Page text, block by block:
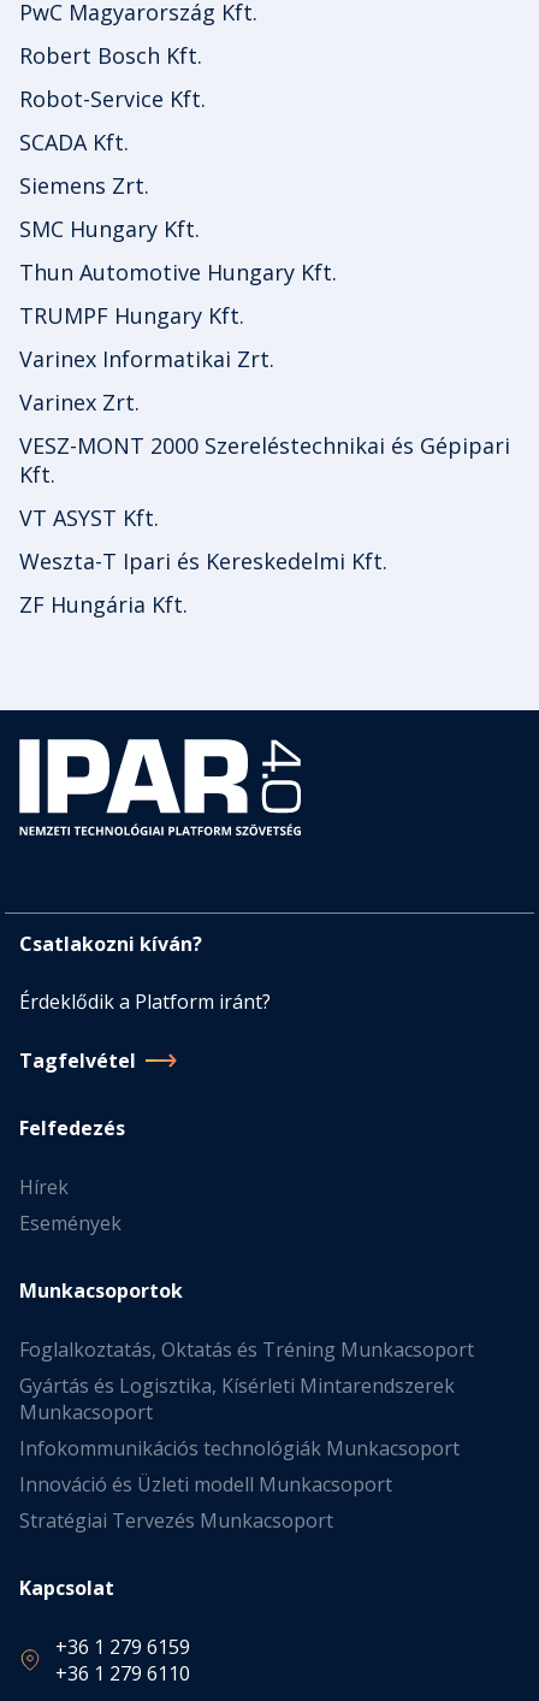
PwC Magyarország Kft.
Robert Bosch Kft.
Robot-Service Kft.
SCADA Kft.
Siemens Zrt.
SMC Hungary Kft.
Thun Automotive Hungary Kft.
TRUMPF Hungary Kft.
Varinex Informatikai Zrt.
Varinex Zrt.
VESZ-MONT 2000 Szereléstechnikai és Gépipari
Kft.
VT ASYST Kft.
Weszta-T Ipari és Kereskedelmi Kft.
ZF Hungária Kft.
Csatlakozni kíván?
Érdeklődik a Platform iránt?
Tagfelvétel
Felfedezés
Hírek
Események
Munkacsoportok
Foglalkoztatás, Oktatás és Tréning Munkacsoport
Gyártás és Logisztika, Kísérleti Mintarendszerek
Munkacsoport
Infokommunikációs technológiák Munkacsoport
Innováció és Üzleti modell Munkacsoport
Stratégiai Tervezés Munkacsoport
Kapcsolat
+36 1 279 6159
+36 1 279 6110